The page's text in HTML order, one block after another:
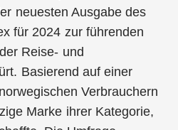
neuesten Ausgabe des
für 2024 zur führenden
Reise- und
Basierend auf einer
Verbrauchern
Marke ihrer Kategorie,